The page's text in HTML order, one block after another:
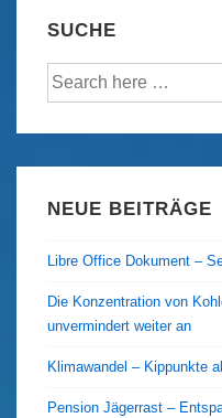
ablegen
bis
zum
letzten“
SUCHE
Suche
NEUE BEITRÄGE
Libre Office Dokument –
Die Konzentration von
unvermindert weiter an
Klimawandel – Kippunkte
Pension Jägerrast –